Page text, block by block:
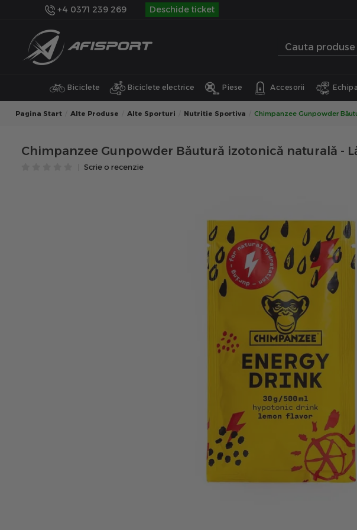
+4 0371 239 269 Deschide ticket
Biciclete Biciclete electrice Piese Accesorii
Pagina Start Alte Produse Alte Sporturi Nutritie Sportiva Chimpanzee Gunpowder
Chimpanzee Gunpowder Băutură izotonică naturală -
Scrie o recenzie